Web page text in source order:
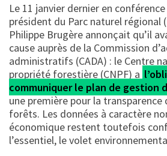
Le 11 janvier dernier en
président du Parc naturel régional
Philippe Brugère annonçait qu’il
cause auprès de la Commission
administratifs (CADA) : le Centre
propriété forestière (CNPF) a
communiquer le plan de gestion
une première pour la transparence
forêts. Les données à caractère
économique restent toutefois
l’essentiel, le volet